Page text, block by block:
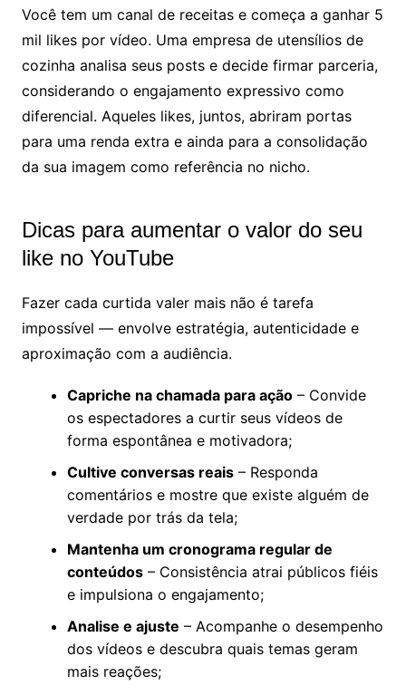
Você tem um canal de receitas e começa a ganhar 5
mil likes por vídeo. Uma empresa de utensílios de
cozinha analisa seus posts e decide firmar parceria,
considerando o engajamento expressivo como
diferencial. Aqueles likes, juntos, abriram portas
para uma renda extra e ainda para a consolidação
da sua imagem como referência no nicho.
Dicas para aumentar o valor do seu
like no YouTube
Fazer cada curtida valer mais não é tarefa
impossível — envolve estratégia, autenticidade e
aproximação com a audiência.
Capriche na chamada para ação– Convide
os espectadores a curtir seus vídeos de
forma espontânea e motivadora;
Cultive conversas reais– Responda
comentários e mostre que existe alguém de
verdade por trás da tela;
Mantenha um cronograma regular de
conteúdos– Consistência atrai públicos fiéis
e impulsiona o engajamento;
Analise e ajuste – Acompanhe o desempenho
dos vídeos e descubra quais temas geram
mais reações;